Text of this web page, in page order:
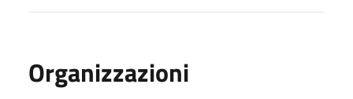
Organizzazioni